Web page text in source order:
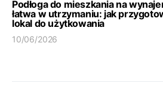
Podłoga do mieszkania na
łatwa w utrzymaniu: jak
lokal do użytkowania
10/06/2026